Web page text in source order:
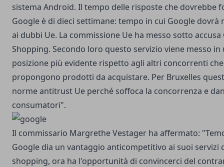
sistema Android. Il tempo delle risposte che dovrebbe
Google è di dieci settimane: tempo in cui Google dovrà
ai dubbi Ue. La commissione Ue ha messo sotto accusa
Shopping. Secondo loro questo servizio viene messo in
posizione più evidente rispetto agli altri concorrenti che
propongono prodotti da acquistare. Per Bruxelles
norme antitrust Ue perché soffoca la concorrenza e
consumatori".
Il commissario Margrethe Vestager ha affermato:
Google dia un vantaggio anticompetitivo ai suoi servizi
shopping, ora ha l'opportunità di convincerci del